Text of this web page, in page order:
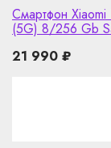
Смартфон
(5G) 8/256 Gb
21 990 ₽